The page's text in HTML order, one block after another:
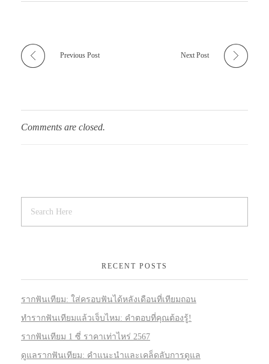
Previous Post Next Post
Comments are closed.
RECENT POSTS
รากฟันเทียม: ใส่ครอบฟันได้หลังเดือนที่เทียมถอน
ทำรากฟันเทียมแล้วเจ็บไหม: คำตอบที่คุณต้องรู้!
รากฟันเทียม 1 ซี่ ราคาเท่าไหร่ 2567
ดูแลรากฟันเทียม: คำแนะนำและเคล็ดลับการดูแล